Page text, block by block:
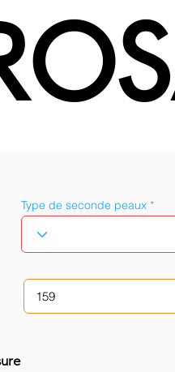
Type de seconde peaux